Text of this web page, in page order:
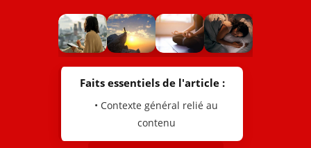
Faits essentiels de l'article :
• Contexte général relié au
contenu